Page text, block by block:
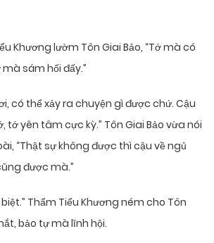
Khương lườm Tôn Giai Bảo, “Tớ mà có
sám hối đấy.”
có thể xảy ra chuyện gì được chứ. Cậu
tớ yên tâm cực kỳ.” Tôn Giai Bảo vừa nói
“Thật sự không được thì cậu về ngủ
được mà.”
Thẩm Tiểu Khương ném cho Tôn
bảo tự mà lĩnh hội.